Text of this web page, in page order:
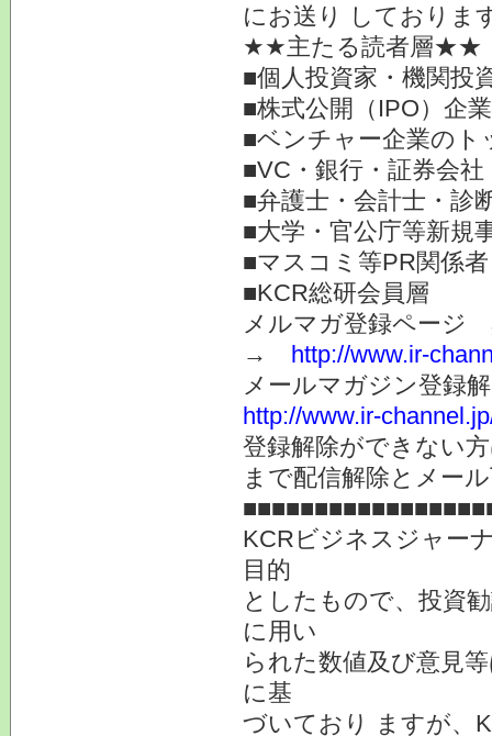
にお送り しておりま
★★主たる読者層★★
■個人投資家・機関投
■株式公開（IPO）企
■ベンチャー企業のト
■VC・銀行・証券会
■弁護士・会計士・診
■大学・官公庁等新規
■マスコミ等PR関係者
■KCR総研会員層
メルマガ登録ページ
→ http://www.ir-
メールマガジン登録
http://www.ir-
登録解除ができない
まで配信解除とメー
KCRビジネスジャー
目的
としたもので、投資
に用い
られた数値及び意見
に基
づいており ますが、